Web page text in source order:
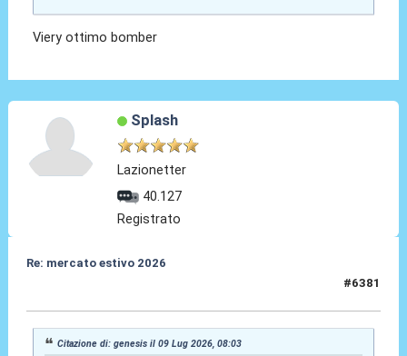
Viery ottimo bomber
Splash
Lazionetter
40.127
Registrato
Re: mercato estivo 2026
#6381
Citazione di: genesis il 09 Lug 2026, 08:03